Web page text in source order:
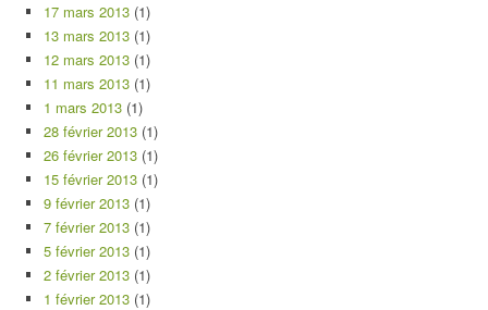
17 mars 2013 (1)
13 mars 2013 (1)
12 mars 2013 (1)
11 mars 2013 (1)
1 mars 2013 (1)
28 février 2013 (1)
26 février 2013 (1)
15 février 2013 (1)
9 février 2013 (1)
7 février 2013 (1)
5 février 2013 (1)
2 février 2013 (1)
1 février 2013 (1)